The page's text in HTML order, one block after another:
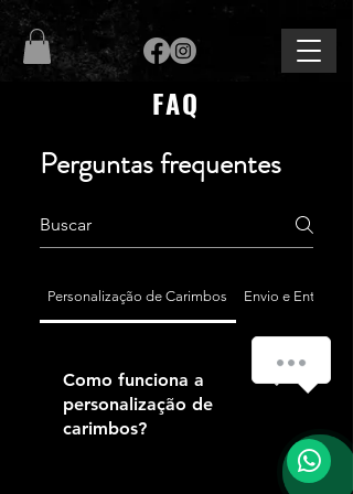
FAQ
Perguntas frequentes
Personalização de Carimbos Envio e Entrega
Como funciona a
personalização de
carimbos?